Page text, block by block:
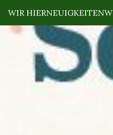
WIR HIERNEUIGKEITEN